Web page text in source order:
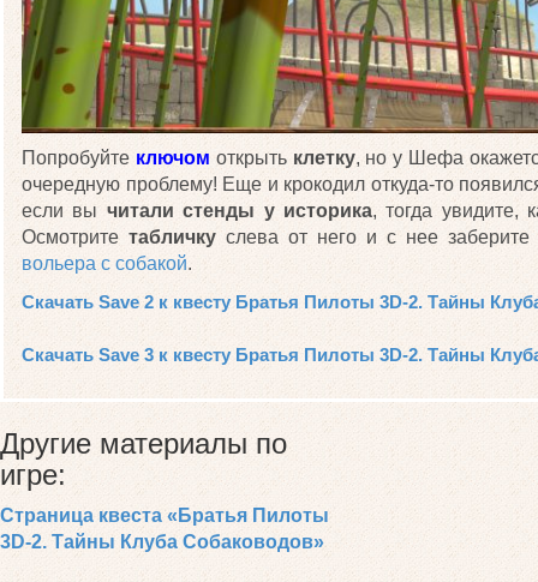
Попробуйте ключом открыть клетку, но у Шефа
очередную проблему! Еще и крокодил откуда-то
если вы читали стенды у историка, тогда увидите,
Осмотрите табличку слева от него и с нее заберите
вольера с собакой.
Скачать Save 2 к квесту Братья Пилоты 3D-2. Тайны
Скачать Save 3 к квесту Братья Пилоты 3D-2. Тайны
Другие материалы по
игре:
Страница квеста «Братья Пилоты
3D-2. Тайны Клуба Собаководов»